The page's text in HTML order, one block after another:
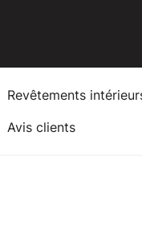
Revêtements
Avis clients